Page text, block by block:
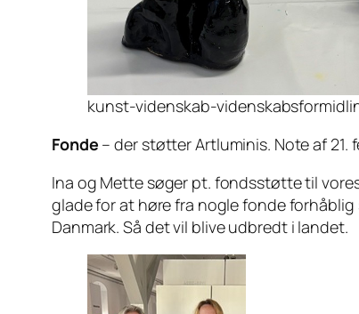
kunst-videnskab-
Fonde – der støtter Artluminis. Note af 21.
Ina og Mette søger pt. fondsstøtte til
glade for at høre fra nogle fonde
Danmark. Så det vil blive udbredt i landet.